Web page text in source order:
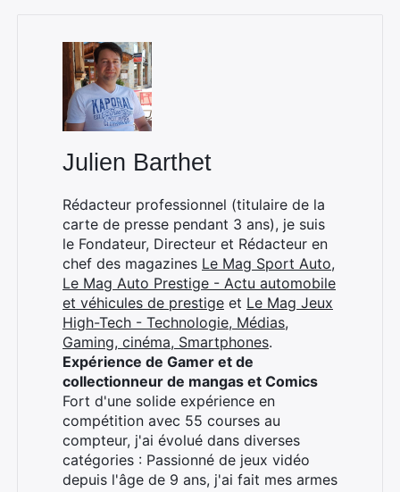
Julien Barthet
Rédacteur professionnel (titulaire de la
carte de presse pendant 3 ans), je suis
le Fondateur, Directeur et Rédacteur en
chef des magazines Le Mag Sport Auto,
Le Mag Auto Prestige - Actu automobile
et véhicules de prestige et Le Mag Jeux
High-Tech - Technologie, Médias,
Gaming, cinéma, Smartphones.
Expérience de Gamer et de
collectionneur de mangas et Comics
Fort d'une solide expérience en
compétition avec 55 courses au
compteur, j'ai évolué dans diverses
catégories : Passionné de jeux vidéo
depuis l'âge de 9 ans, j'ai fait mes armes